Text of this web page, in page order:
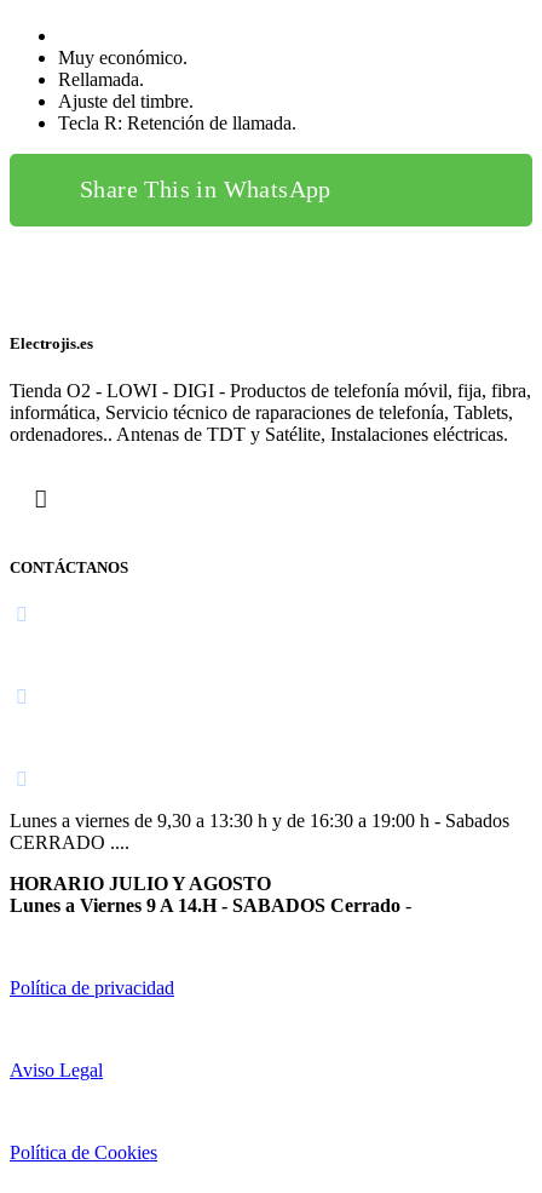
Muy económico.
Rellamada.
Ajuste del timbre.
Tecla R: Retención de llamada.
Share This in WhatsApp
Electrojis.es
Tienda O2 - LOWI - DIGI - Productos de telefonía móvil, fija, fibra,
informática, Servicio técnico de raparaciones de telefonía, Tablets,
ordenadores.. Antenas de TDT y Satélite, Instalaciones eléctricas.
CONTÁCTANOS
Lunes a viernes de 9,30 a 13:30 h y de 16:30 a 19:00 h - Sabados
CERRADO ....
HORARIO JULIO Y AGOSTO
Lunes a Viernes 9 A 14.H - SABADOS Cerrado -
Política de privacidad
Aviso Legal
Política de Cookies